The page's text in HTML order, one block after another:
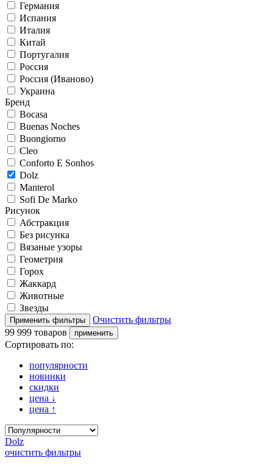
Германия
Испания
Италия
Китай
Португалия
Россия
Россия (Иваново)
Украина
Бренд
Bocasa
Buenas Noches
Buongiorno
Cleo
Conforto E Sonhos
Dolz
Manterol
Sofi De Marko
Рисунок
Абстракция
Без рисунка
Вязаные узоры
Геометрия
Горох
Жаккард
Животные
Звезды
Очистить фильтры
99 999 товаров
Сортировать по:
популярности
новинки
скидки
цена ↓
цена ↑
Dolz
очистить фильтры